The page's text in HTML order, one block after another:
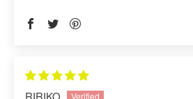
RIRIKO